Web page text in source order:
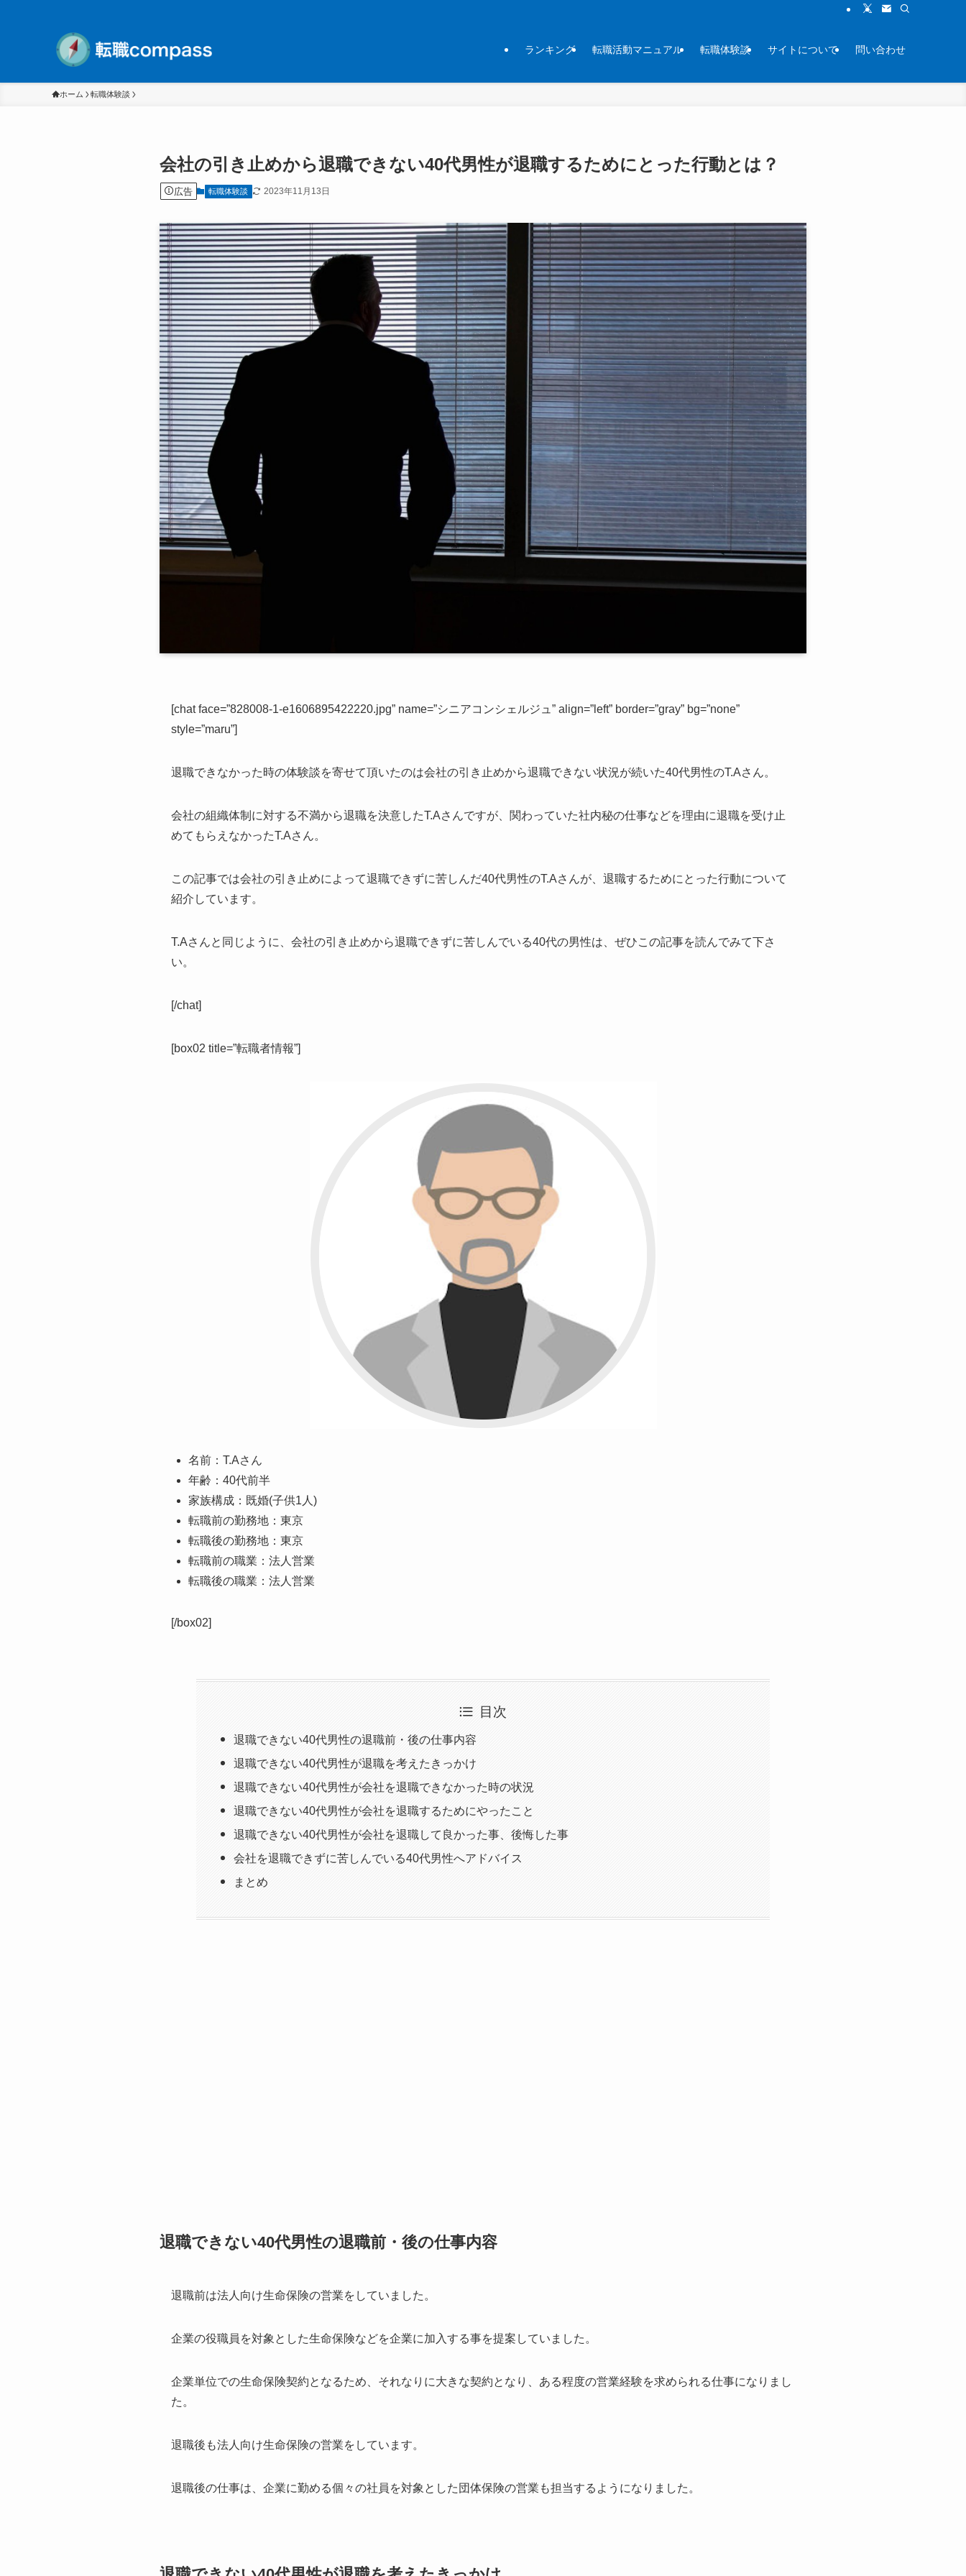
ランキング 転職活動マニュアル 転職体験談 サイトについて 問い合わせ
ホーム 転職体験談
会社の引き止めから退職できない40代男性が退職するためにとった行動とは？
広告 転職体験談 2023年11月13日
[chat face=”828008-1-e1606895422220.jpg” name=”シニアコンシェルジュ” align=”left” border=”gray” bg=”none”
style=”maru”]
退職できなかった時の体験談を寄せて頂いたのは会社の引き止めから退職できない状況が続いた40代男性のT.Aさん。
会社の組織体制に対する不満から退職を決意したT.Aさんですが、関わっていた社内秘の仕事などを理由に退職を受け止
めてもらえなかったT.Aさん。
この記事では会社の引き止めによって退職できずに苦しんだ40代男性のT.Aさんが、退職するためにとった行動について
紹介しています。
T.Aさんと同じように、会社の引き止めから退職できずに苦しんでいる40代の男性は、ぜひこの記事を読んでみて下さ
い。
[/chat]
[box02 title=”転職者情報”]
名前：T.Aさん
年齢：40代前半
家族構成：既婚(子供1人)
転職前の勤務地：東京
転職後の勤務地：東京
転職前の職業：法人営業
転職後の職業：法人営業
[/box02]
目次
退職できない40代男性の退職前・後の仕事内容
退職できない40代男性が退職を考えたきっかけ
退職できない40代男性が会社を退職できなかった時の状況
退職できない40代男性が会社を退職するためにやったこと
退職できない40代男性が会社を退職して良かった事、後悔した事
会社を退職できずに苦しんでいる40代男性へアドバイス
まとめ
退職できない40代男性の退職前・後の仕事内容
退職前は法人向け生命保険の営業をしていました。
企業の役職員を対象とした生命保険などを企業に加入する事を提案していました。
企業単位での生命保険契約となるため、それなりに大きな契約となり、ある程度の営業経験を求められる仕事になりまし
た。
退職後も法人向け生命保険の営業をしています。
退職後の仕事は、企業に勤める個々の社員を対象とした団体保険の営業も担当するようになりました。